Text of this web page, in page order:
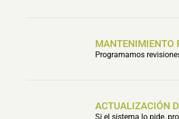
MANTENIMIENTO
Programamos
ACTUALIZACIÓN
Si el sistema lo pide,